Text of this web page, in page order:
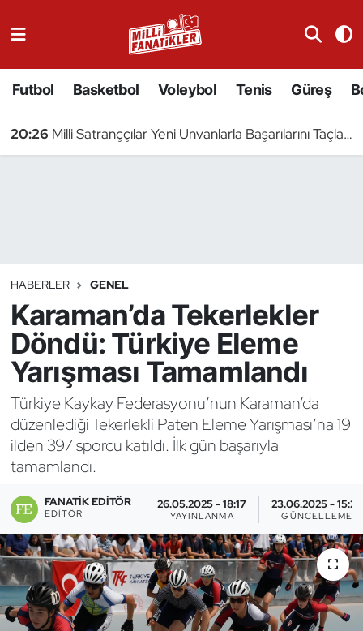
Futbol Basketbol Voleybol Tenis Güreş
20:26 Milli Satranççılar Yeni Unvanlarla Başarılarını Taçlandırdı
HABERLER GENEL
Karaman’da Tekerlekler
Döndü: Türkiye Eleme
Yarışması Tamamlandı
Türkiye Kaykay Federasyonu’nun Karaman’da
düzenlediği Tekerlekli Paten Eleme Yarışması’na 19
ilden 397 sporcu katıldı. İlk gün başarıyla
tamamlandı.
FANATIK EDITÖR
EDITÖR
26.05.2025 - 18:17
YAYINLANMA
23.06.2025 - 15:29
GÜNCELLEME
Badminton
Binicilik
Bisiklet
Bocce Bowling Dart
Boks
Briç
Buz Hokeyi
Buz Pateni
Çim Hokeyi